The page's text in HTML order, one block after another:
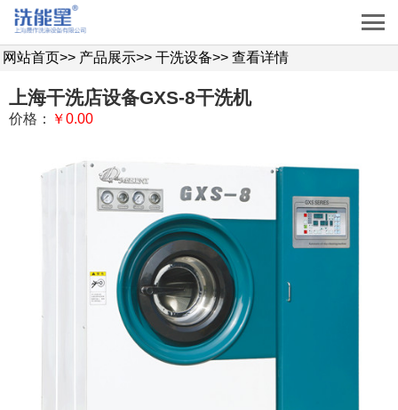
网站首页>> 产品展示>> 干洗设备>> 查看详情
上海干洗店设备GXS-8干洗机
价格： ￥0.00